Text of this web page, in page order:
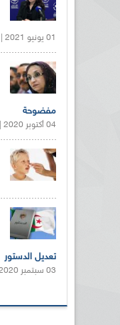
01 يونيو 2021 |
مفضوحة
04 أكتوبر 2020 |
تعديل الدستور
03 سبتمبر 2020 |